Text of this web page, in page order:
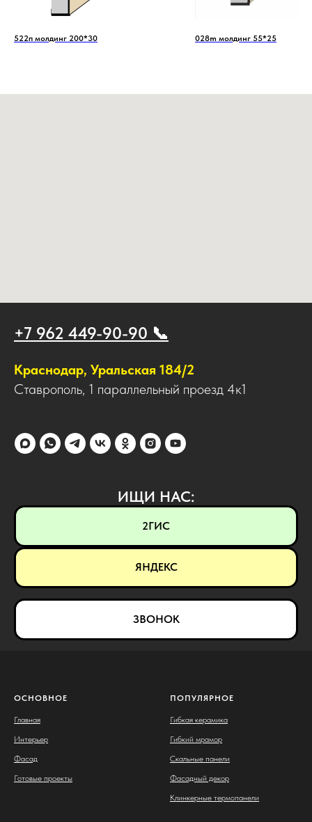
522п молдинг 200*30 028m молдинг 55*25
+7 962 449-90-90 📞
Краснодар, Уральская 184/2
Ставрополь, 1 параллельный проезд 4к1
ИЩИ НАС:
2ГИС
ЯНДЕКС
ЗВОНОК
ОСНОВНОЕ
Главная
Интерьер
Фасад
Готовые проекты
ПОПУЛЯРНОЕ
Гибкая керамика
Гибкий мрамор
Скальные панели
Фасадный декор
Клинкерные термопанели